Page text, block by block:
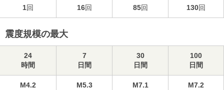
1回 16回 85回 130回
震度規模の最大
24
時間
7
日間
30
日間
100
日間
M4.2
M5.3
M7.1
M7.2